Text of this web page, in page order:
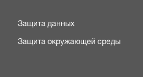
Защита данных
Защита окружающей среды